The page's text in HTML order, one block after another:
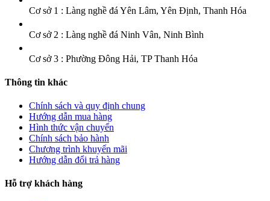
Cơ sở 1 : Làng nghề đá Yên Lâm, Yên Định, Thanh Hóa
Cơ sở 2 : Làng nghề đá Ninh Vân, Ninh Bình
Cơ sở 3 : Phường Đông Hải, TP Thanh Hóa
Thông tin khác
Chính sách và quy định chung
Hướng dẫn mua hàng
Hình thức vận chuyển
Chính sách bảo hành
Chương trình khuyến mãi
Hướng dẫn đổi trả hàng
Hỗ trợ khách hàng